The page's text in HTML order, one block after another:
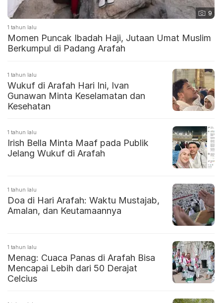
9
1 tahun lalu
Momen Puncak Ibadah Haji, Jutaan Umat Muslim
Berkumpul di Padang Arafah
1 tahun lalu
Wukuf di Arafah Hari Ini, Ivan
Gunawan Minta Keselamatan dan
Kesehatan
1 tahun lalu
Irish Bella Minta Maaf pada Publik
Jelang Wukuf di Arafah
1 tahun lalu
Doa di Hari Arafah: Waktu Mustajab,
Amalan, dan Keutamaannya
1 tahun lalu
Menag: Cuaca Panas di Arafah Bisa
Mencapai Lebih dari 50 Derajat
Celcius